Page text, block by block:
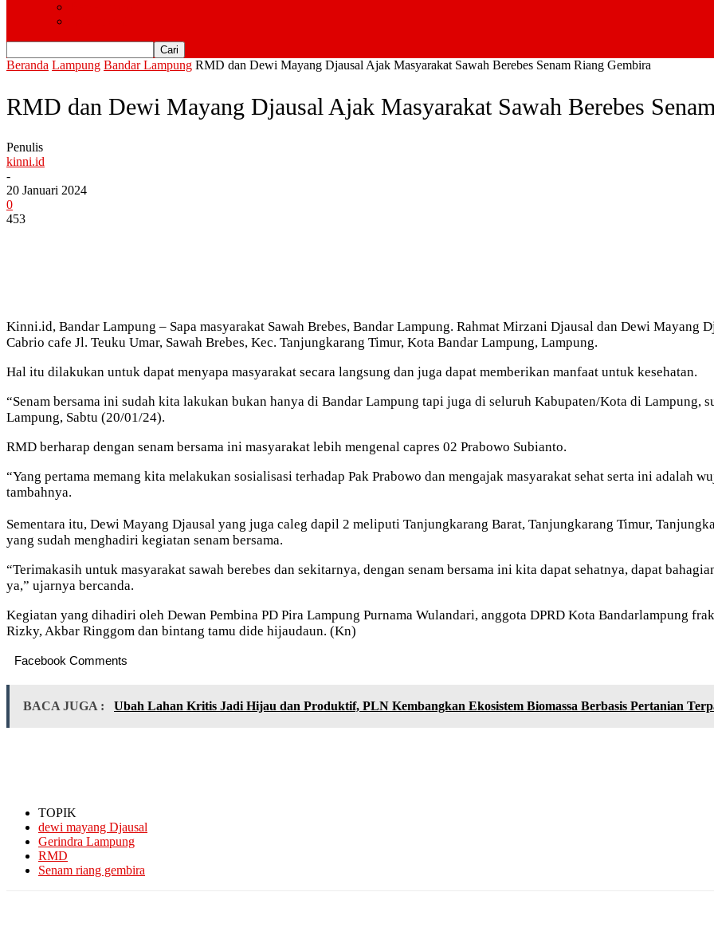
Beranda Lampung Bandar Lampung RMD dan Dewi Mayang Djausal Ajak Masyarakat Sawah Berebes Senam Riang Gembira
RMD dan Dewi Mayang Djausal Ajak Masyarakat Sawah Berebes
Penulis
kinni.id
-
20 Januari 2024
0
453
Kinni.id, Bandar Lampung – Sapa masyarakat Sawah Brebes, Bandar Lampung. Rahmat Mirzani Djausal dan Dewi Mayang
Cabrio cafe Jl. Teuku Umar, Sawah Brebes, Kec. Tanjungkarang Timur, Kota Bandar Lampung, Lampung.
Hal itu dilakukan untuk dapat menyapa masyarakat secara langsung dan juga dapat memberikan manfaat untuk kesehatan.
“Senam bersama ini sudah kita lakukan bukan hanya di Bandar Lampung tapi juga di seluruh Kabupaten/Kota di
Lampung, Sabtu (20/01/24).
RMD berharap dengan senam bersama ini masyarakat lebih mengenal capres 02 Prabowo Subianto.
“Yang pertama memang kita melakukan sosialisasi terhadap Pak Prabowo dan mengajak masyarakat sehat serta ini adalah
tambahnya.
Sementara itu, Dewi Mayang Djausal yang juga caleg dapil 2 meliputi Tanjungkarang Barat, Tanjungkarang Timur,
yang sudah menghadiri kegiatan senam bersama.
“Terimakasih untuk masyarakat sawah berebes dan sekitarnya, dengan senam bersama ini kita dapat sehatnya, dapat
ya,” ujarnya bercanda.
Kegiatan yang dihadiri oleh Dewan Pembina PD Pira Lampung Purnama Wulandari, anggota DPRD Kota Bandarlampung
Rizky, Akbar Ringgom dan bintang tamu dide hijaudaun. (Kn)
Facebook Comments
BACA JUGA : Ubah Lahan Kritis Jadi Hijau dan Produktif, PLN Kembangkan Ekosistem Biomassa Berbasis Pertanian
TOPIK
dewi mayang Djausal
Gerindra Lampung
RMD
Senam riang gembira